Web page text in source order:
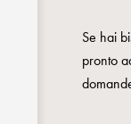
Se hai
pronto